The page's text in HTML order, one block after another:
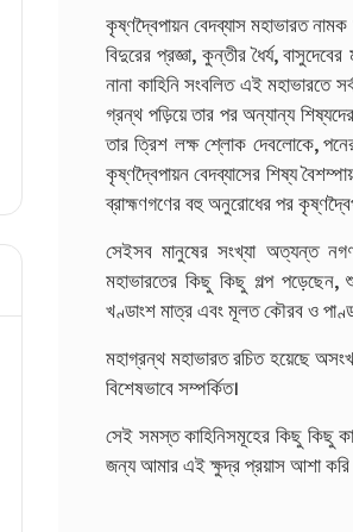
কৃষ্ণদ্বৈপায়ন বেদব্যাস মহাভারত
বিদুরের প্রজ্ঞা, কুন্তীর ধৈর্য,
নানা কাহিনি সংবলিত এই মহাভারতে
গ্রন্থ পড়িয়ে তার পর অন্যান্য
তার ত্রিশ লক্ষ শ্লোক দেবলোকে,
কৃষ্ণদ্বৈপায়ন বেদব্যাসের শিষ্য
ব্রাহ্মণগণের বহু অনুরোধের পর
সেইসব মানুষের সংখ্যা অত্যন্ত
মহাভারতের কিছু কিছু গল্প পড়েছেন,
খণ্ডাংশ মাত্র এবং মূলত কৌরব ও
মহাগ্রন্থ মহাভারত রচিত হয়েছে
বিশেষভাবে সম্পর্কিত।
সেই সমস্ত কাহিনিসমূহের কিছু কিছু
জন্য আমার এই ক্ষুদ্র প্রয়াস আশা করি